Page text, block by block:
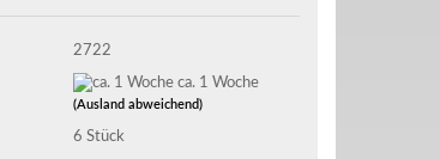
2722
ca. 1 Woche
(Ausland abweichend)
6 Stück